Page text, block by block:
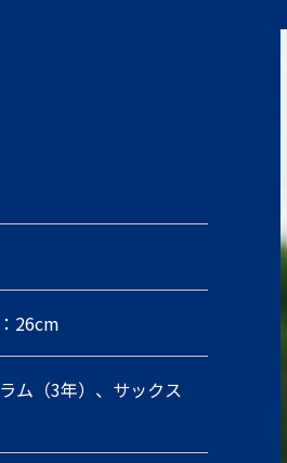
26cm
ム（3年）、サックス